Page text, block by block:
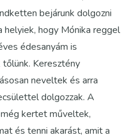
bejárunk dolgozni
helyiek, hogy Mónika reggel
édesanyám is
Keresztény
neveltek és arra
dolgozzak. A
kertet műveltek,
és tenni akarást, amit a